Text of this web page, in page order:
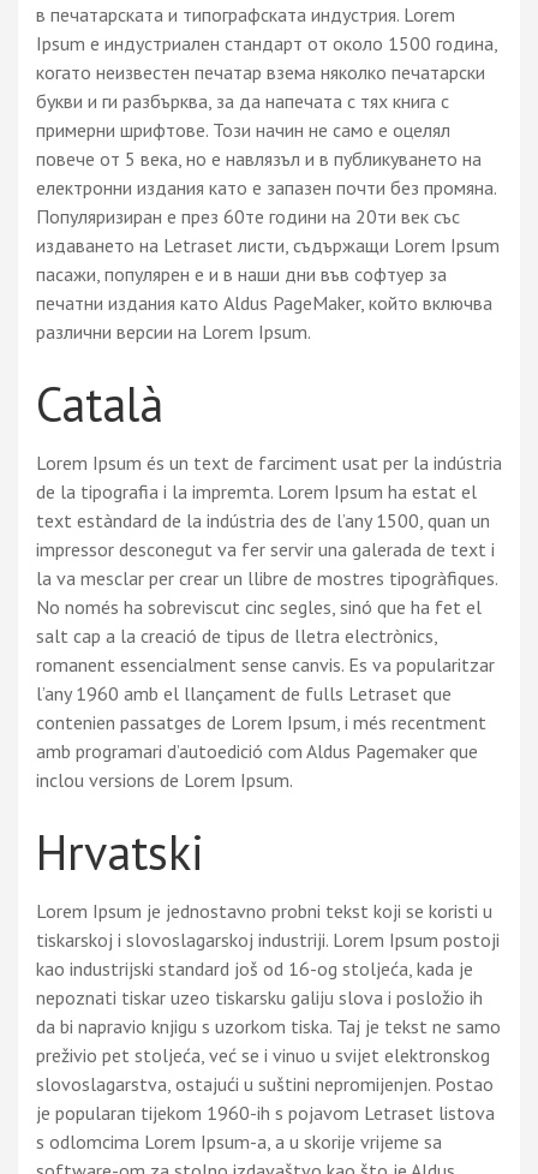
в печатарската и типографската индустрия. Lorem
Ipsum е индустриален стандарт от около 1500 година,
когато неизвестен печатар взема няколко печатарски
букви и ги разбърква, за да напечата с тях книга с
примерни шрифтове. Този начин не само е оцелял
повече от 5 века, но е навлязъл и в публикуването на
електронни издания като е запазен почти без промяна.
Популяризиран е през 60те години на 20ти век със
издаването на Letraset листи, съдържащи Lorem Ipsum
пасажи, популярен е и в наши дни във софтуер за
печатни издания като Aldus PageMaker, който включва
различни версии на Lorem Ipsum.
Català
Lorem Ipsum és un text de farciment usat per la indústria
de la tipografia i la impremta. Lorem Ipsum ha estat el
text estàndard de la indústria des de l’any 1500, quan un
impressor desconegut va fer servir una galerada de text i
la va mesclar per crear un llibre de mostres tipogràfiques.
No només ha sobreviscut cinc segles, sinó que ha fet el
salt cap a la creació de tipus de lletra electrònics,
romanent essencialment sense canvis. Es va popularitzar
l’any 1960 amb el llançament de fulls Letraset que
contenien passatges de Lorem Ipsum, i més recentment
amb programari d’autoedició com Aldus Pagemaker que
inclou versions de Lorem Ipsum.
Hrvatski
Lorem Ipsum je jednostavno probni tekst koji se koristi u
tiskarskoj i slovoslagarskoj industriji. Lorem Ipsum postoji
kao industrijski standard još od 16-og stoljeća, kada je
nepoznati tiskar uzeo tiskarsku galiju slova i posložio ih
da bi napravio knjigu s uzorkom tiska. Taj je tekst ne samo
preživio pet stoljeća, već se i vinuo u svijet elektronskog
slovoslagarstva, ostajući u suštini nepromijenjen. Postao
je popularan tijekom 1960-ih s pojavom Letraset listova
s odlomcima Lorem Ipsum-a, a u skorije vrijeme sa